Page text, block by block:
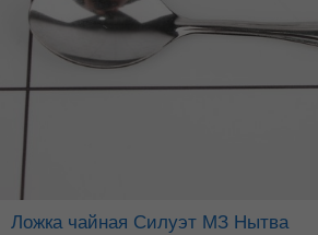
Ложка чайная Силуэт МЗ Нытва